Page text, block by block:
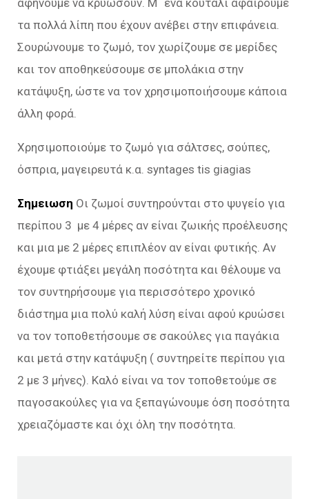
αφήνουμε να κρυώσουν. Μ᾿ ένα κουτάλι αφαιρούμε
τα πολλά λίπη που έχουν ανέβει στην επιφάνεια.
Σουρώνουμε το ζωμό, τον χωρίζουμε σε μερίδες
και τον αποθηκεύσουμε σε μπολάκια στην
κατάψυξη, ώστε να τον χρησιμοποιήσουμε κάποια
άλλη φορά.
Χρησιμοποιούμε το ζωμό για σάλτσες, σούπες,
όσπρια, μαγειρευτά κ.α. syntages tis giagias
Σημειωση Οι ζωμοί συντηρούνται στο ψυγείο για
περίπου 3 με 4 μέρες αν είναι ζωικής προέλευσης
και μια με 2 μέρες επιπλέον αν είναι φυτικής. Αν
έχουμε φτιάξει μεγάλη ποσότητα και θέλουμε να
τον συντηρήσουμε για περισσότερο χρονικό
διάστημα μια πολύ καλή λύση είναι αφού κρυώσει
να τον τοποθετήσουμε σε σακούλες για παγάκια
και μετά στην κατάψυξη ( συντηρείτε περίπου για
2 με 3 μήνες). Καλό είναι να τον τοποθετούμε σε
παγοσακούλες για να ξεπαγώνουμε όση ποσότητα
χρειαζόμαστε και όχι όλη την ποσότητα.